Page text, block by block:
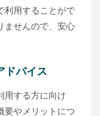
利用することがで
ませんので、安心
ドバイス
用する方に向け
要やメリットにつ